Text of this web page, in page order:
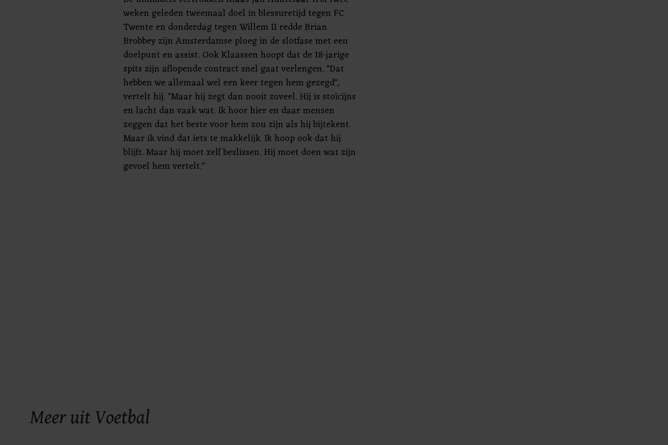
weken geleden tweemaal doel in blessuretijd tegen FC
Twente en donderdag tegen Willem II redde Brian
Brobbey zijn Amsterdamse ploeg in de slotfase met een
doelpunt en assist. Ook Klaassen hoopt dat de 18-jarige
spits zijn aflopende contract snel gaat verlengen. "Dat
hebben we allemaal wel een keer tegen hem gezegd",
vertelt hij. "Maar hij zegt dan nooit zoveel. Hij is stoïcijns
en lacht dan vaak wat. Ik hoor hier en daar mensen
zeggen dat het beste voor hem zou zijn als hij bijtekent.
Maar ik vind dat iets te makkelijk. Ik hoop ook dat hij
blijft. Maar hij moet zelf beslissen. Hij moet doen wat zijn
gevoel hem vertelt."
Meer uit Voetbal